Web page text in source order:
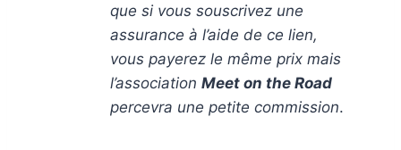
que si vous souscrivez une
assurance à l’aide de ce lien,
vous payerez le même prix mais
l’association Meet on the Road
percevra une petite commission.